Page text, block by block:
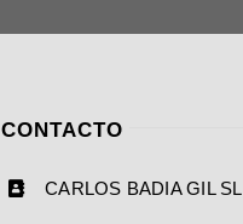
CONTACTO
CARLOS BADIA GIL SL